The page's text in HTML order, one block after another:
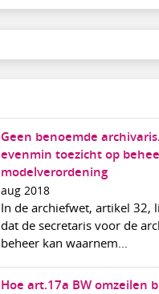
Geen benoemde
evenmin toezicht op
modelverordening
aug 2018
In de archiefwet, artikel 32,
dat de secretaris voor de
beheer kan waarnem...
Hoe art.17a BW omzeilen